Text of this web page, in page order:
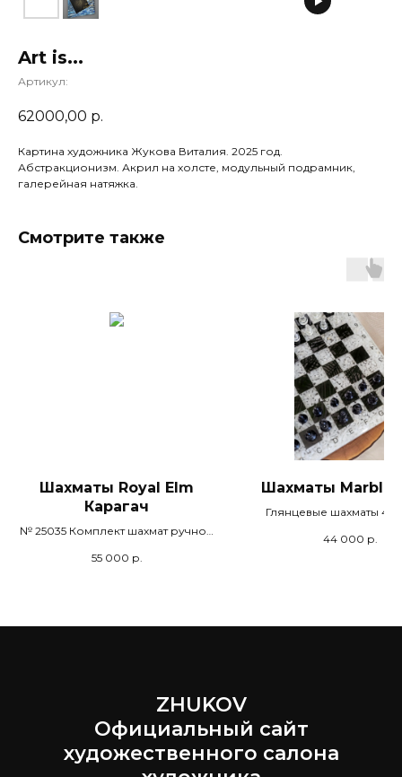
Art is...
Артикул:
62000,00 р.
Картина художника Жукова Виталия. 2025 год.
Абстракционизм. Акрил на холсте, модульный подрамник,
галерейная натяжка.
Смотрите также
Шахматы Royal Elm
Карагач
№ 25035 Комплект шахмат ручной
смола. Натуральное дерево
55 000 р.
Шахматы Marble
Глянцевые шахматы
смолы и мрамора.
44 000 р.
ZHUKOV
Официальный сайт
художественного салона